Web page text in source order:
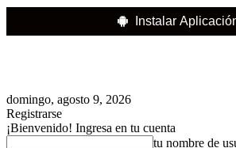
Instalar
domingo, agosto 9, 2026
Registrarse
¡Bienvenido! Ingresa en tu cuenta
tu nombre de